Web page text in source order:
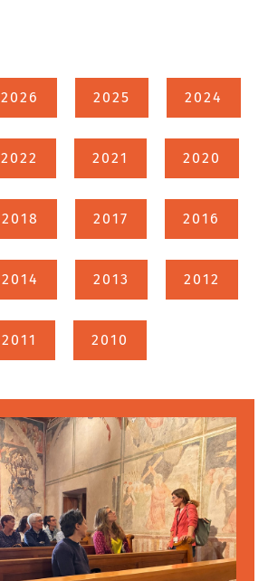
2026 2025 2024
2022 2021 2020
2018 2017 2016
2014 2013 2012
2011 2010